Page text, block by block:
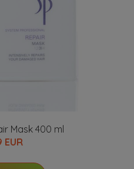
Mask 400 ml
EUR